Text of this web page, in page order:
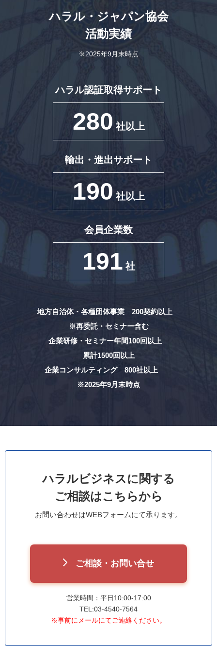
ハラル・ジャパン協会
活動実績
※2025年9月末時点
ハラル認証取得サポート
280 社以上
輸出・進出サポート
190 社以上
会員企業数
191 社
地方自治体・各種団体事業 200契約以上
※再委託・セミナー含む
企業研修・セミナー年間100回以上
累計1500回以上
企業コンサルティング 800社以上
※2025年9月末時点
ハラルビジネスに関する
ご相談はこちらから
お問い合わせはWEBフォームにて承ります。
ご相談・お問い合せ
営業時間：平日10:00-17:00
TEL:03-4540-7564
※事前にメールにてご連絡ください。